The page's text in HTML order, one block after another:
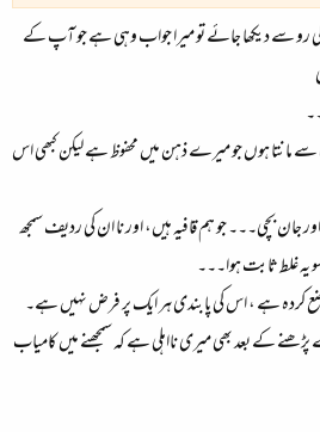
ایکرو سے دیکھا جائے تو میرا جواب وہی ہے جو آپ کے
سے مانتا ہوں جو میرے ذہن میں محفوظ ہے لیکن کبھی اس
اور جان بچی۔۔۔ جو ہم قافیہ ہیں، اور نا ان کی ردیف سمجھ
سو یہ غلط ثابت ہوا۔۔۔
کردہ ہے ، اس کی پابندی ہر ایک پر فرض نہیں ہے۔
کے بعد بھی میری نااہلی ہے کہ سمجھنے میں کامیاب